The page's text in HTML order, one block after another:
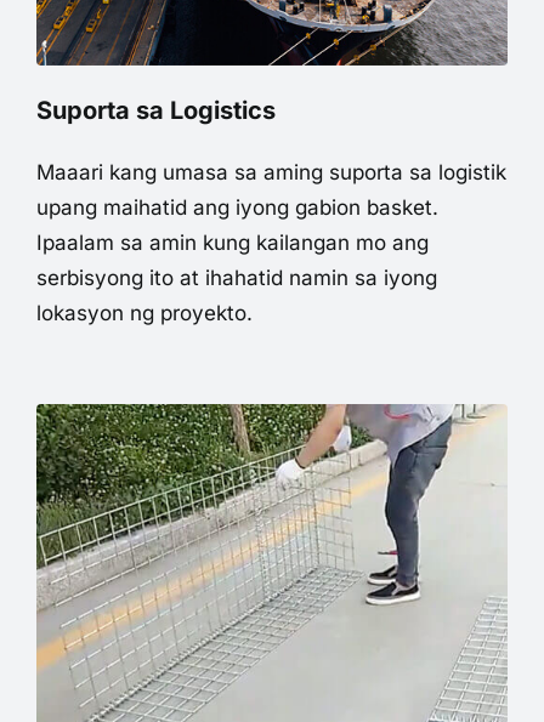
Suporta sa Logistics
Maaari kang umasa sa aming suporta sa logistik
upang maihatid ang iyong gabion basket.
Ipaalam sa amin kung kailangan mo ang
serbisyong ito at ihahatid namin sa iyong
lokasyon ng proyekto.